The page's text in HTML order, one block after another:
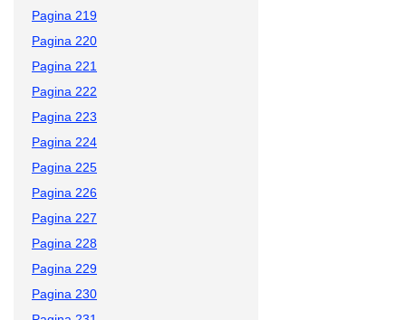
Pagina 219
Pagina 220
Pagina 221
Pagina 222
Pagina 223
Pagina 224
Pagina 225
Pagina 226
Pagina 227
Pagina 228
Pagina 229
Pagina 230